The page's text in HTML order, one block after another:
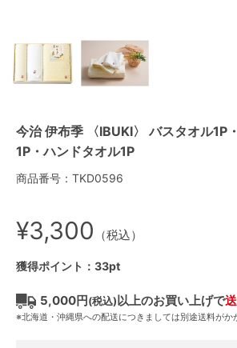
今治 伊布季 〈IBUKI〉 バスタオル1P
1P・ハンドタオル1P
商品番号：TKD0596
¥3,300 （税込）
獲得ポイント：33pt
5,000円(税込)以上のお買い上げで
※北海道・沖縄県への配送につきましては別途送料がか